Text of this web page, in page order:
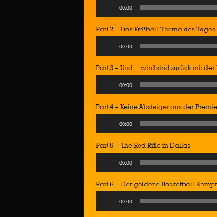
Player
00:00
Part 2 – Das Fußball-Thema des Tages
Player
00:00
Part 3 – Und …. wird sind zurück mit
Player
00:00
Part 4 – Keine Absteiger aus der
Player
00:00
Part 5 – The Red Rifle in Dallas
Player
00:00
Part 6 – Der goldene Basketball-
Player
00:00